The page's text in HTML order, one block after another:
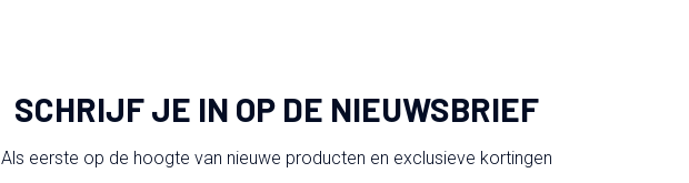
SCHRIJF JE IN OP DE NIEUWSBRIEF
Als eerste op de hoogte van nieuwe producten en exclusieve kortingen